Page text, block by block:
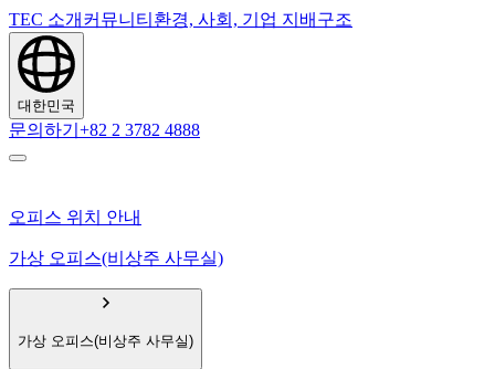
TEC 소개 커뮤니티 환경, 사회, 기업 지배구조
대한민국
문의하기 +82 2 3782 4888
오피스 위치 안내
가상 오피스(비상주 사무실)
가상 오피스(비상주 사무실)